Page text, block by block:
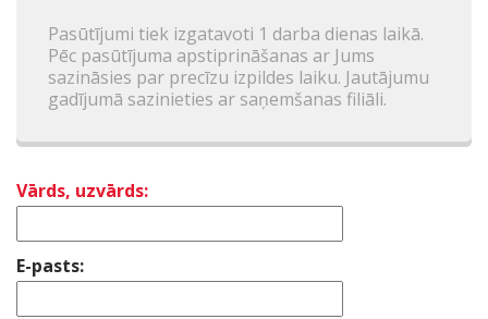
Pasūtījumi tiek izgatavoti 1 darba dienas laikā.
Pēc pasūtījuma apstiprināšanas ar Jums
sazināsies par precīzu izpildes laiku. Jautājumu
gadījumā sazinieties ar saņemšanas filiāli.
Vārds, uzvārds:
E-pasts: